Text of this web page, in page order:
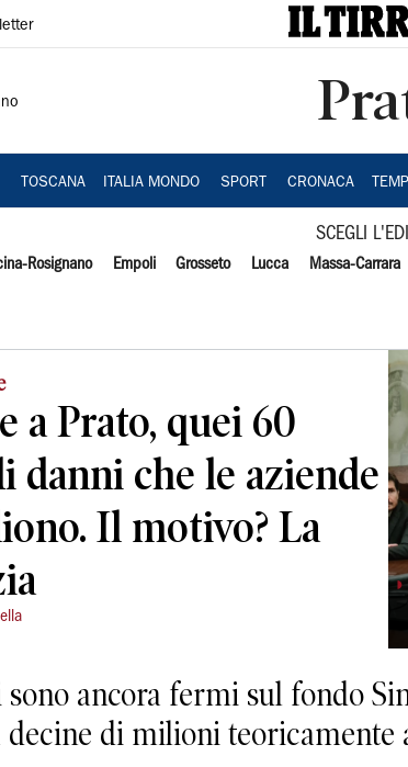
TOSCANA ITALIA MONDO SPORT CRONACA
SCEGLI
Rosignano Empoli Grosseto Lucca Massa-Carrara
a Prato, quei 60
danni che le aziende
Il motivo? La
◗
sono ancora fermi sul fondo
decine di milioni teoricamente